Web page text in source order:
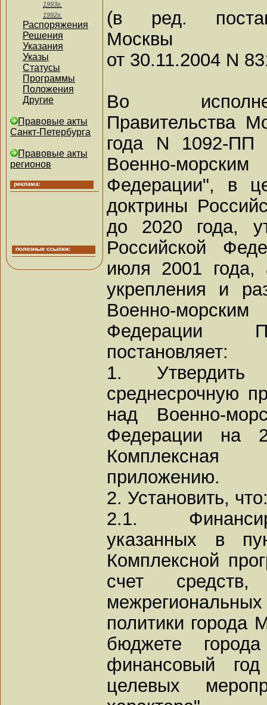
1993г.
1992г.
Распоряжения
Решения
Указания
Указы
Статусы
Программы
Положения
Другие
Правовые акты
Санкт-Петербурга
Правовые акты
регионов
(в ред.
Москвы
от 30.11.2004 N
Во
Правительства
года N 1092-
Военно-
Федерации", в
доктрины
до 2020 года,
Российской
июля 2001 года,
укрепления и
Военно-
Федерации
постановляет:
1. Утвердить
среднесрочную
над Военно-
Федерации на
Комплексная
приложению.
2. Установить,
2.1.
указанных в
Комплексной
счет
политики города
бюджете
финансовый
целевых